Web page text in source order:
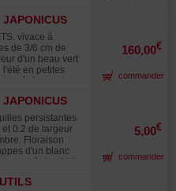
JAPONICUS
LOT DE 40
vivace à
de 3/6 cm de
d'un beau vert
en petites
rosé donnant
bleu vif
livrée en godet
Ø 6 cm. Touffe
de division
de culture Plante
brillantes,
Protection
160,00€
commander
JAPONICUS
PLASTIQUE
persistantes
0.2 de largeur
Floraison
d'un blanc
à des fruits
d'un violet
. Pante livrée en
5,00€
commander